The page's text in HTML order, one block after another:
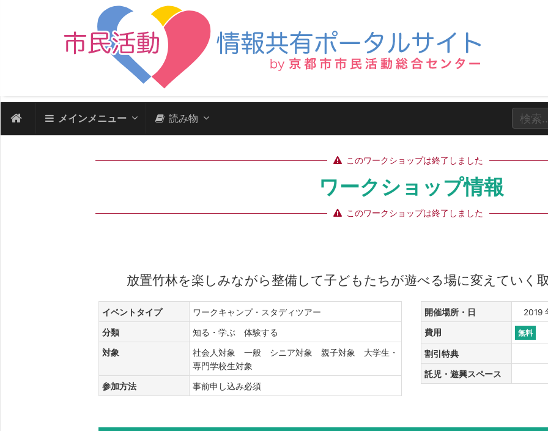
メインメニュー 読み物
このワークショップは終了しました
ワークショップ情報
このワークショップは終了しました
放置竹林を楽しみながら整備して子どもたちが遊べる場に変えていく
イベントタイプ ワークキャンプ・スタディツアー
分類 知る・学ぶ 体験する
対象
社会人対象 一般 シニア対象 親子対象 大学生・
専門学校生対象
参加方法 事前申し込み必須
開催場所・日 2019
費用 無料
割引特典
託児・遊興スペース